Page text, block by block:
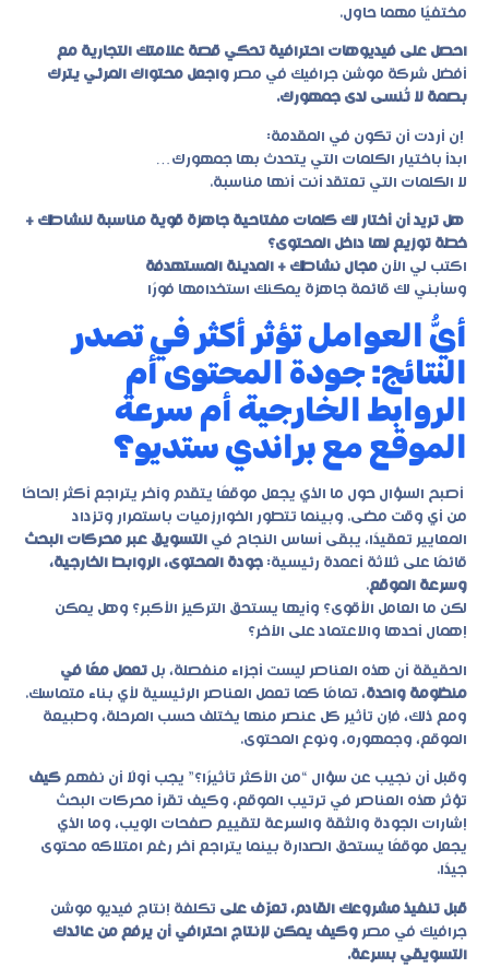
مختفيًا مهما حاول.
احصل على فيديوهات احترافية تحكي قصة علامتك التجارية مع
أفضل شركة موشن جرافيك في مصر واجعل محتواك المرئي يترك
بصمة لا تُنسى لدى جمهورك.
إن أردت أن تكون في المقدمة:
ابدأ باختيار الكلمات التي يتحدث بها جمهورك…
لا الكلمات التي تعتقد أنت أنها مناسبة.
هل تريد أن أختار لك كلمات مفتاحية جاهزة قوية مناسبة لنشاطك +
خطة توزيع لها داخل المحتوى؟
اكتب لي الآن مجال نشاطك + المدينة المستهدفة
وسأبني لك قائمة جاهزة يمكنك استخدامها فورًا
أيُّ العوامل تؤثر أكثر في تصدر
النتائج: جودة المحتوى أم
الروابط الخارجية أم سرعة
الموقع مع براندي ستديو؟
أصبح السؤال حول ما الذي يجعل موقعًا يتقدم وآخر يتراجع أكثر إلحاحًا
من أي وقت مضى. وبينما تتطور الخوارزميات باستمرار وتزداد
المعايير تعقيدًا، يبقى أساس النجاح في التسويق عبر محركات البحث
قائمًا على ثلاثة أعمدة رئيسية: جودة المحتوى، الروابط الخارجية،
وسرعة الموقع.
لكن ما العامل الأقوى؟ وأيها يستحق التركيز الأكبر؟ وهل يمكن
إهمال أحدها والاعتماد على الآخر؟
الحقيقة أن هذه العناصر ليست أجزاء منفصلة، بل تعمل معًا في
منظومة واحدة، تمامًا كما تعمل العناصر الرئيسية لأي بناء متماسك.
ومع ذلك، فإن تأثير كل عنصر منها يختلف حسب المرحلة، وطبيعة
الموقع، وجمهوره، ونوع المحتوى.
وقبل أن نجيب عن سؤال “من الأكثر تأثيرًا؟” يجب أولًا أن نفهم كيف
تؤثر هذه العناصر في ترتيب الموقع، وكيف تقرأ محركات البحث
إشارات الجودة والثقة والسرعة لتقييم صفحات الويب، وما الذي
يجعل موقعًا يستحق الصدارة بينما يتراجع آخر رغم امتلاكه محتوى
جيدًا.
قبل تنفيذ مشروعك القادم، تعرّف على تكلفة إنتاج فيديو موشن
جرافيك في مصر وكيف يمكن لإنتاج احترافي أن يرفع من عائدك
التسويقي بسرعة.